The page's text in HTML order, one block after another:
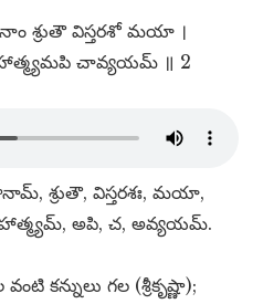
శ్రుతౌ విస్తరశో మయా ।
చావ్యయమ్​ ॥ 2
శ్రుతౌ, విస్తరశః, మయా,
మాహాత్మ్యమ్​, అపి, చ, అవ్యయమ్​.
కన్నులు గల (శ్రీకృష్ణా);